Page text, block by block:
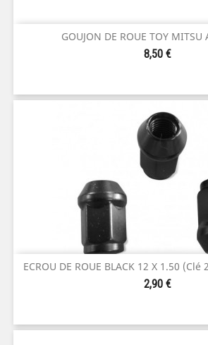
GOUJON DE ROUE TOY MITSU
Prix
8,50 €
ECROU DE ROUE BLACK 12 X 1.50 (clé
Prix
2,90 €